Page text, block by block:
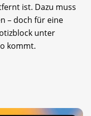
ist. Dazu muss
– doch für eine
unter
kommt.